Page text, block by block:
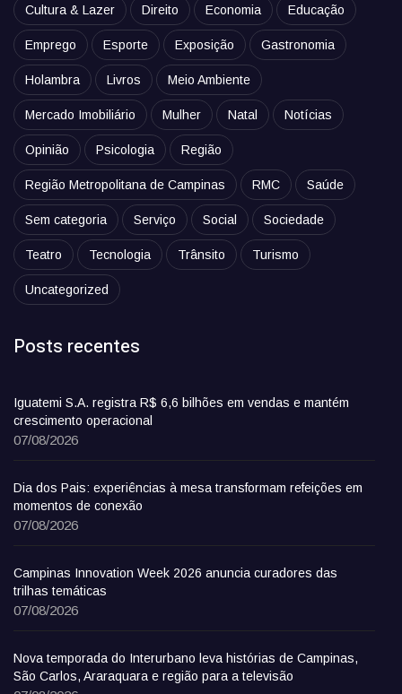
Cultura & Lazer Direito Economia Educação
Emprego Esporte Exposição Gastronomia
Holambra Livros Meio Ambiente
Mercado Imobiliário Mulher Natal Notícias
Opinião Psicologia Região
Região Metropolitana de Campinas RMC Saúde
Sem categoria Serviço Social Sociedade
Teatro Tecnologia Trânsito Turismo
Uncategorized
Posts recentes
Iguatemi S.A. registra R$ 6,6 bilhões em vendas e mantém
crescimento operacional
07/08/2026
Dia dos Pais: experiências à mesa transformam refeições em
momentos de conexão
07/08/2026
Campinas Innovation Week 2026 anuncia curadores das
trilhas temáticas
07/08/2026
Nova temporada do Interurbano leva histórias de Campinas,
São Carlos, Araraquara e região para a televisão